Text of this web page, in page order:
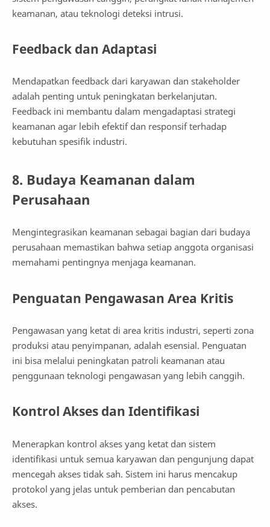
keamanan, atau teknologi deteksi intrusi.
Feedback dan Adaptasi
Mendapatkan feedback dari karyawan dan stakeholder
adalah penting untuk peningkatan berkelanjutan.
Feedback ini membantu dalam mengadaptasi strategi
keamanan agar lebih efektif dan responsif terhadap
kebutuhan spesifik industri.
8. Budaya Keamanan dalam
Perusahaan
Mengintegrasikan keamanan sebagai bagian dari budaya
perusahaan memastikan bahwa setiap anggota organisasi
memahami pentingnya menjaga keamanan.
Penguatan Pengawasan Area Kritis
Pengawasan yang ketat di area kritis industri, seperti zona
produksi atau penyimpanan, adalah esensial. Penguatan
ini bisa melalui peningkatan patroli keamanan atau
penggunaan teknologi pengawasan yang lebih canggih.
Kontrol Akses dan Identifikasi
Menerapkan kontrol akses yang ketat dan sistem
identifikasi untuk semua karyawan dan pengunjung dapat
mencegah akses tidak sah. Sistem ini harus mencakup
protokol yang jelas untuk pemberian dan pencabutan
akses.